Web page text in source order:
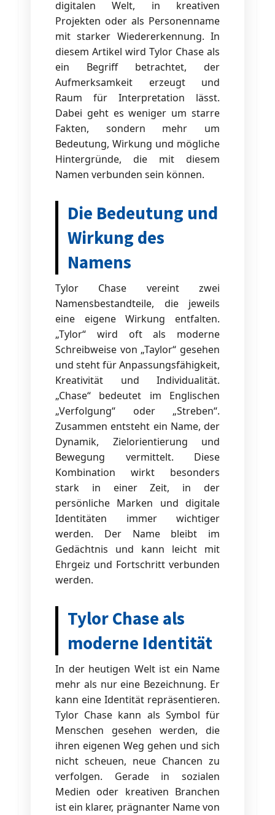
digitalen Welt, in kreativen
Projekten oder als Personenname
mit starker Wiedererkennung. In
diesem Artikel wird Tylor Chase als
ein Begriff betrachtet, der
Aufmerksamkeit erzeugt und
Raum für Interpretation lässt.
Dabei geht es weniger um starre
Fakten, sondern mehr um
Bedeutung, Wirkung und mögliche
Hintergründe, die mit diesem
Namen verbunden sein können.
Die Bedeutung und
Wirkung des
Namens
Tylor Chase vereint zwei
Namensbestandteile, die jeweils
eine eigene Wirkung entfalten.
„Tylor“ wird oft als moderne
Schreibweise von „Taylor“ gesehen
und steht für Anpassungsfähigkeit,
Kreativität und Individualität.
„Chase“ bedeutet im Englischen
„Verfolgung“ oder „Streben“.
Zusammen entsteht ein Name, der
Dynamik, Zielorientierung und
Bewegung vermittelt. Diese
Kombination wirkt besonders
stark in einer Zeit, in der
persönliche Marken und digitale
Identitäten immer wichtiger
werden. Der Name bleibt im
Gedächtnis und kann leicht mit
Ehrgeiz und Fortschritt verbunden
werden.
Tylor Chase als
moderne Identität
In der heutigen Welt ist ein Name
mehr als nur eine Bezeichnung. Er
kann eine Identität repräsentieren.
Tylor Chase kann als Symbol für
Menschen gesehen werden, die
ihren eigenen Weg gehen und sich
nicht scheuen, neue Chancen zu
verfolgen. Gerade in sozialen
Medien oder kreativen Branchen
ist ein klarer, prägnanter Name von